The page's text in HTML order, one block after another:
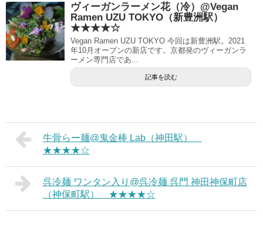
ヴィーガンラーメン花（冷）@Vegan
Ramen UZU TOKYO（新豊洲駅）
★★★★☆
Vegan Ramen UZU TOKYO 今回は新豊洲駅。2021
年10月オープンの新店です。京都発のヴィーガンラ
ーメン専門店であ...
記事を読む
牛骨らー麺@鬼金棒 Lab（神田駅）
★★★★☆
呉冷麺 ワンタン入り@呉冷麺 呉門 神田神保町店
（神保町駅） ★★★★☆